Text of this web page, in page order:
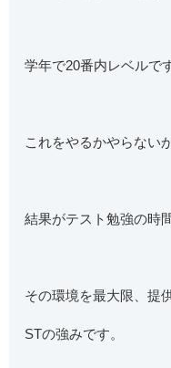
学年で20番内レベルで
これをやるかやらない
結果がテスト勉強の時
その環境を最大限、提
STの強みです。